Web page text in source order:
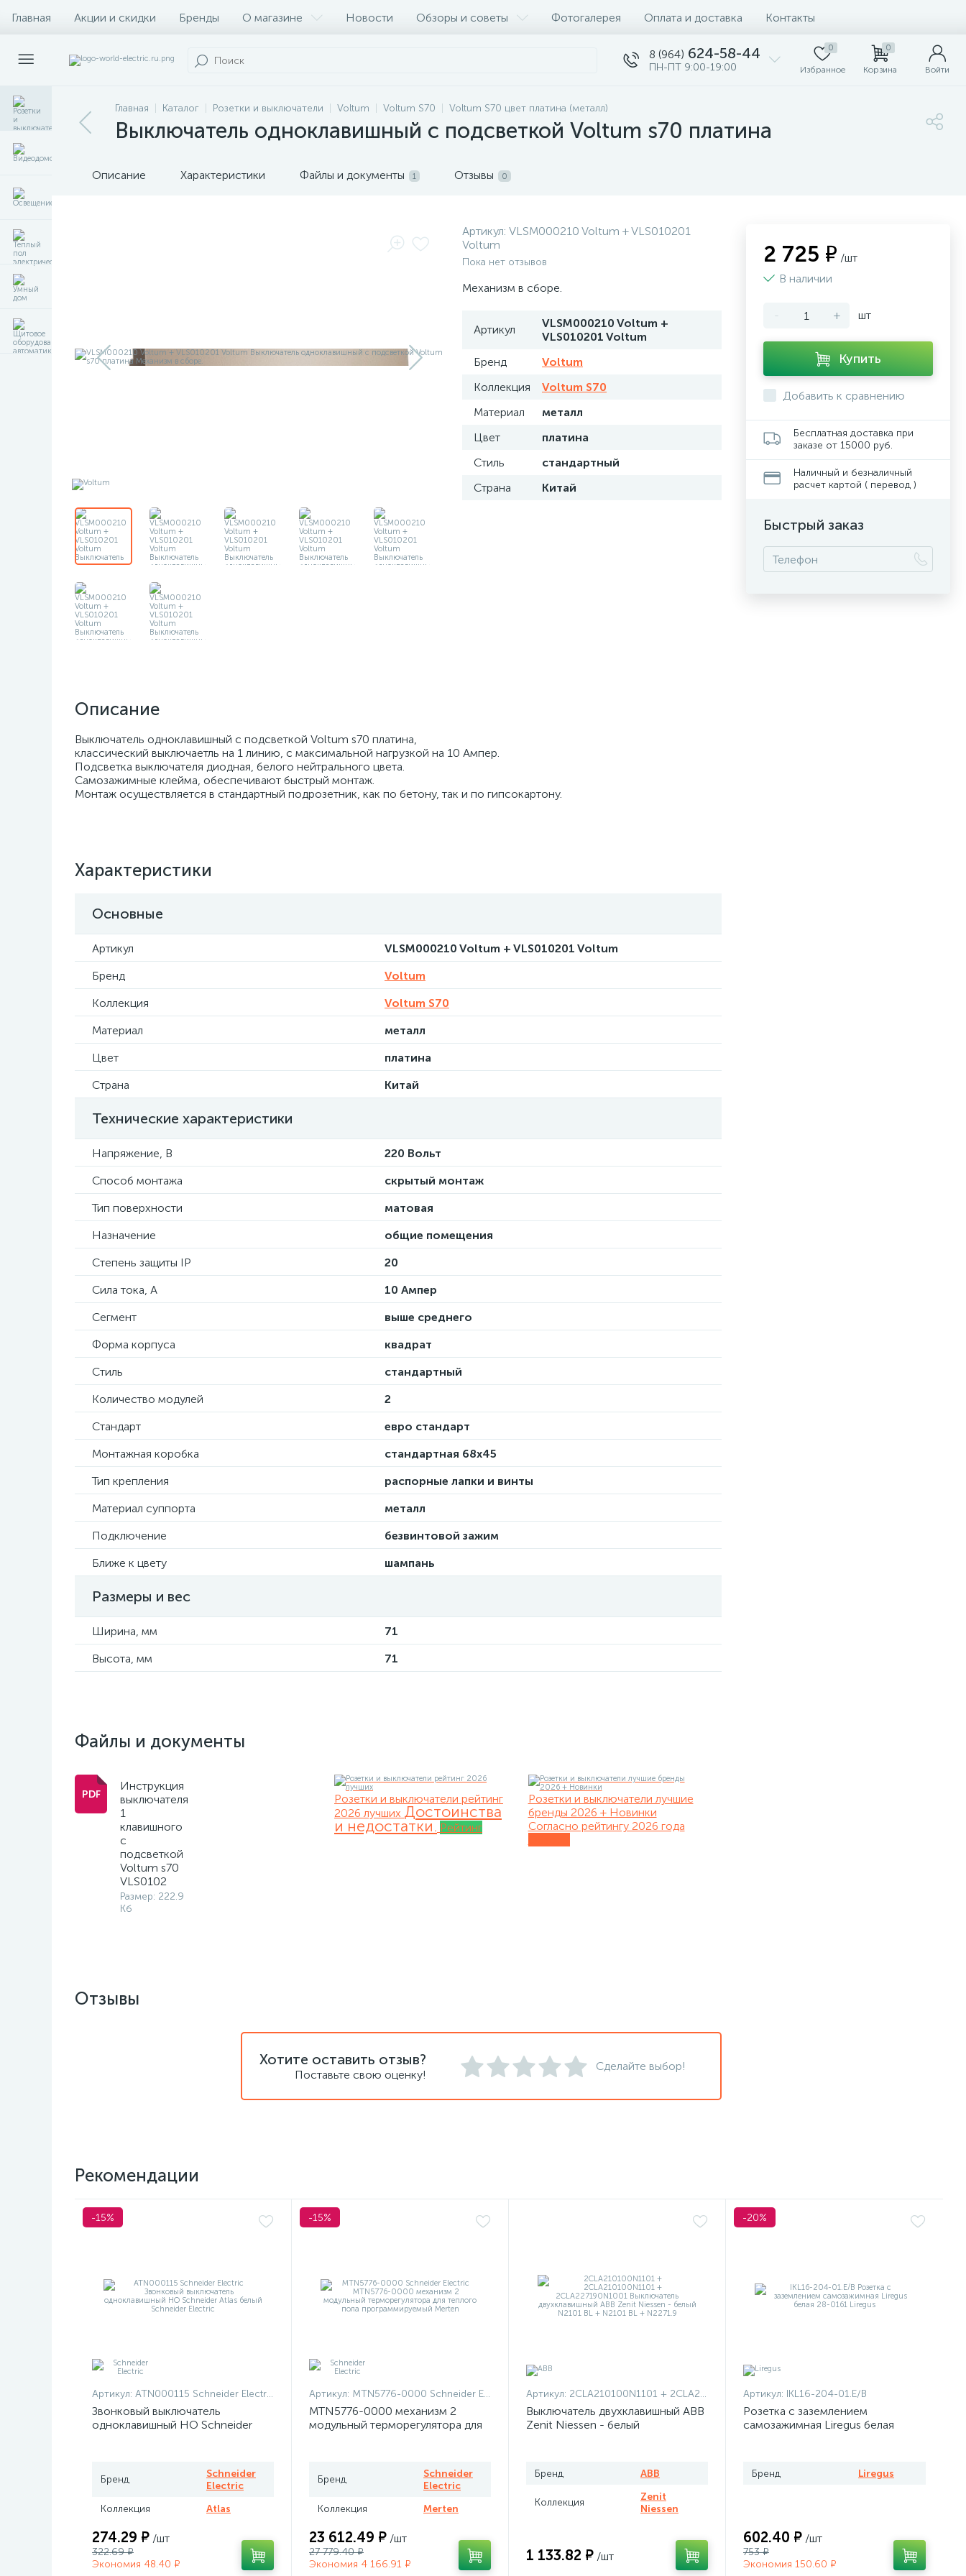
Главная Акции и скидки Бренды О магазине Новости Обзоры и советы Фотогалерея Оплата и доставка Контакты
8 (964) 624-58-44
ПН-ПТ 9:00-19:00
0
Избранное
0
Корзина Войти
Главная Каталог Розетки и выключатели Voltum Voltum S70 Voltum S70 цвет платина (металл)
Выключатель одноклавишный с подсветкой Voltum s70 платина
Описание Характеристики Файлы и документы 1 Отзывы 0
Артикул: VLSM000210 Voltum + VLS010201
Voltum
Пока нет отзывов
Механизм в сборе.
Артикул
VLSM000210 Voltum +
VLS010201 Voltum
Бренд
Voltum
Коллекция
Voltum S70
Материал
металл
Цвет
платина
Стиль
стандартный
Страна
Китай
Описание
Выключатель одноклавишный с подсветкой Voltum s70 платина,
классический выключаетль на 1 линию, с максимальной нагрузкой на 10 Ампер.
Подсветка выключателя диодная, белого нейтрального цвета.
Самозажимные клейма, обеспечивают быстрый монтаж.
Монтаж осуществляется в стандартный подрозетник, как по бетону, так и по гипсокартону.
Характеристики
Основные
Артикул
VLSM000210 Voltum + VLS010201 Voltum
Бренд
Voltum
Коллекция
Voltum S70
Материал
металл
Цвет
платина
Страна
Китай
Технические характеристики
Напряжение, В
220 Вольт
Способ монтажа
скрытый монтаж
Тип поверхности
матовая
Назначение
общие помещения
Степень защиты IP
20
Сила тока, А
10 Ампер
Сегмент
выше среднего
Форма корпуса
квадрат
Стиль
стандартный
Количество модулей
2
Стандарт
евро стандарт
Монтажная коробка
стандартная 68х45
Тип крепления
распорные лапки и винты
Материал суппорта
металл
Подключение
безвинтовой зажим
Ближе к цвету
шампань
Размеры и вес
Ширина, мм
71
Высота, мм
71
Файлы и документы
Инструкция
выключателя
1
клавишного
с
подсветкой
Voltum s70
VLS0102
Размер: 222.9
Кб
Розетки и выключатели рейтинг
2026 лучших Достоинства
и недостатки. Рейтинг
Розетки и выключатели лучшие
бренды 2026 + Новинки
Согласно рейтингу 2026 года
2 725 ₽ /шт
В наличии
- + шт
Купить
Добавить к сравнению
Бесплатная доставка при
заказе от 15000 руб.
Наличный и безналичный
расчет картой ( перевод )
Быстрый заказ
Отзывы
Хотите оставить отзыв?
Поставьте свою оценку!
Сделайте выбор!
Рекомендации
-15%
Артикул: ATN000115 Schneider Electric
Звонковый выключатель
одноклавишный НО Schneider
Бренд
Schneider
Electric
Коллекция
Atlas
274.29 ₽ /шт
322.69 ₽
Экономия 48.40 ₽
-15%
Артикул: MTN5776-0000 Schneider Electric
MTN5776-0000 механизм 2
модульный терморегулятора для
Бренд
Schneider
Electric
Коллекция
Merten
23 612.49 ₽ /шт
27 779.40 ₽
Экономия 4 166.91 ₽
Артикул: 2CLA210100N1101 + 2CLA210100N1101 + 2CLA227190N1001
Выключатель двухклавишный ABB
Zenit Niessen - белый
Бренд ABB
Коллекция
Zenit
Niessen
1 133.82 ₽ /шт
-20%
Артикул: IKL16-204-01.E/B
Розетка с заземлением
самозажимная Liregus белая
Бренд Liregus
602.40 ₽ /шт
753 ₽
Экономия 150.60 ₽